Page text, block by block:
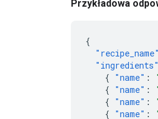
Przykładowa
{
"recipe_name"
"ingredients"
{ "name" :
{ "name" :
{ "name" :
{ "name" :